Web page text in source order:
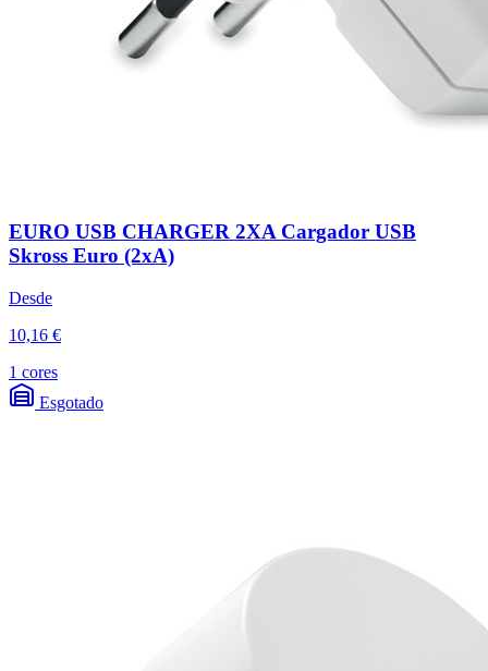
EURO USB CHARGER 2XA Cargador USB
Skross Euro (2xA)
Desde
10,16 €
1 cores
Esgotado